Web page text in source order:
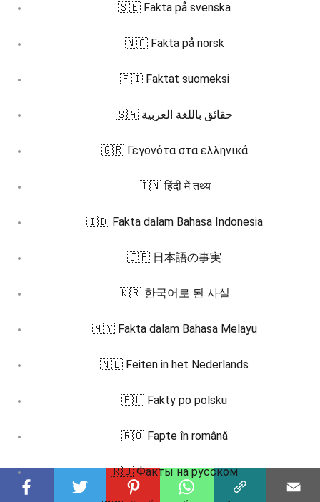
🇸🇪 Fakta på svenska
🇳🇴 Fakta på norsk
🇫🇮 Faktat suomeksi
🇸🇦 حقائق باللغة العربية
🇬🇷 Γεγονότα στα ελληνικά
🇮🇳 हिंदी में तथ्य
🇮🇩 Fakta dalam Bahasa Indonesia
🇯🇵 日本語の事実
🇰🇷 한국어로 된 사실
🇲🇾 Fakta dalam Bahasa Melayu
🇳🇱 Feiten in het Nederlands
🇵🇱 Fakty po polsku
🇷🇴 Fapte în română
🇷🇺 Факты на русском